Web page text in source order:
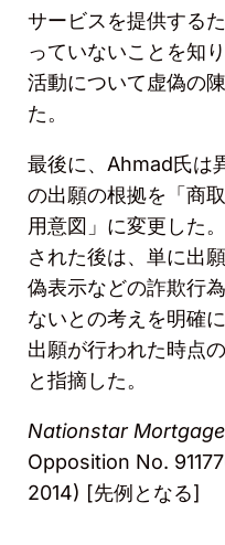
サービスを提供する
っていないことを知
活動について虚偽の
た。
最後に、 Ahmad氏は
の出願の根拠を「商
用意図」に変更した。
された後は、単に出
偽表示などの詐欺行
ないとの考えを明確
出願が行われた時点
と指摘した。
Nationstar
Opposition No.
2014) [先例となる]